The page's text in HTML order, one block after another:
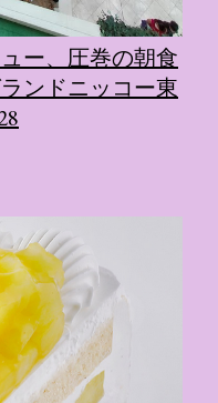
ー、圧巻の朝食
ンドニッコー東